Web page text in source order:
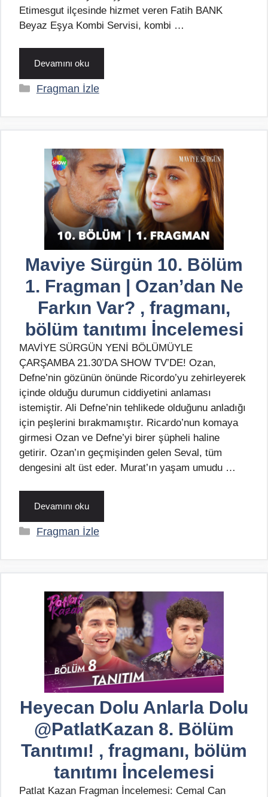
Etimesgut ilçesinde hizmet veren Fatih BANK
Beyaz Eşya Kombi Servisi, kombi …
Devamını oku
Kategoriler
Fragman İzle
Maviye Sürgün 10. Bölüm
1. Fragman | Ozan’dan Ne
Farkın Var? , fragmanı,
bölüm tanıtımı İncelemesi
MAVİYE SÜRGÜN YENİ BÖLÜMÜYLE
ÇARŞAMBA 21.30’DA SHOW TV’DE! Ozan,
Defne’nin gözünün önünde Ricordo’yu zehirleyerek
içinde olduğu durumun ciddiyetini anlaması
istemiştir. Ali Defne’nin tehlikede olduğunu anladığı
için peşlerini bırakmamıştır. Ricardo’nun komaya
girmesi Ozan ve Defne’yi birer şüpheli haline
getirir. Ozan’ın geçmişinden gelen Seval, tüm
dengesini alt üst eder. Murat’ın yaşam umudu …
Devamını oku
Kategoriler
Fragman İzle
Heyecan Dolu Anlarla Dolu
@PatlatKazan 8. Bölüm
Tanıtımı! , fragmanı, bölüm
tanıtımı İncelemesi
Patlat Kazan Fragman İncelemesi: Cemal Can